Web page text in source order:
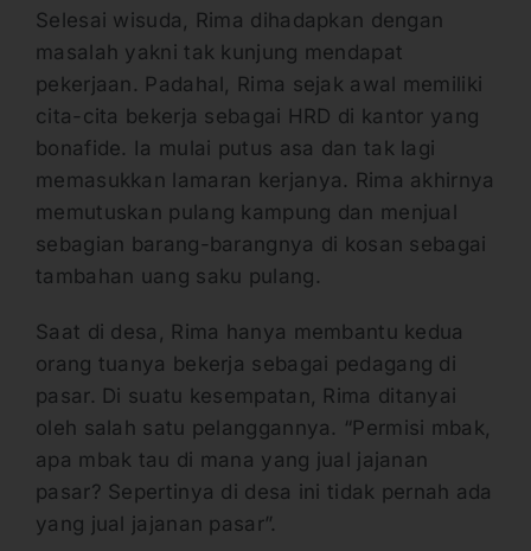
Selesai wisuda, Rima dihadapkan dengan
masalah yakni tak kunjung mendapat
pekerjaan. Padahal, Rima sejak awal memiliki
cita-cita bekerja sebagai HRD di kantor yang
bonafide. Ia mulai putus asa dan tak lagi
memasukkan lamaran kerjanya. Rima akhirnya
memutuskan pulang kampung dan menjual
sebagian barang-barangnya di kosan sebagai
tambahan uang saku pulang.
Saat di desa, Rima hanya membantu kedua
orang tuanya bekerja sebagai pedagang di
pasar. Di suatu kesempatan, Rima ditanyai
oleh salah satu pelanggannya. “Permisi mbak,
apa mbak tau di mana yang jual jajanan
pasar? Sepertinya di desa ini tidak pernah ada
yang jual jajanan pasar”.